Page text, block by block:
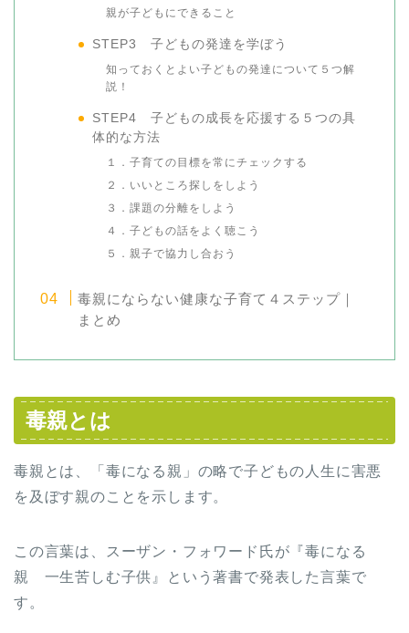
親が子どもにできること
STEP3 子どもの発達を学ぼう
知っておくとよい子どもの発達について５つ解
説！
STEP4 子どもの成長を応援する５つの具
体的な方法
１．子育ての目標を常にチェックする
２．いいところ探しをしよう
３．課題の分離をしよう
４．子どもの話をよく聴こう
５．親子で協力し合おう
毒親にならない健康な子育て４ステップ｜
まとめ
毒親とは
毒親とは、「毒になる親」の略で子どもの人生に害悪
を及ぼす親のことを示します。
この言葉は、スーザン・フォワード氏が『毒になる
親 一生苦しむ子供』という著書で発表した言葉で
す。